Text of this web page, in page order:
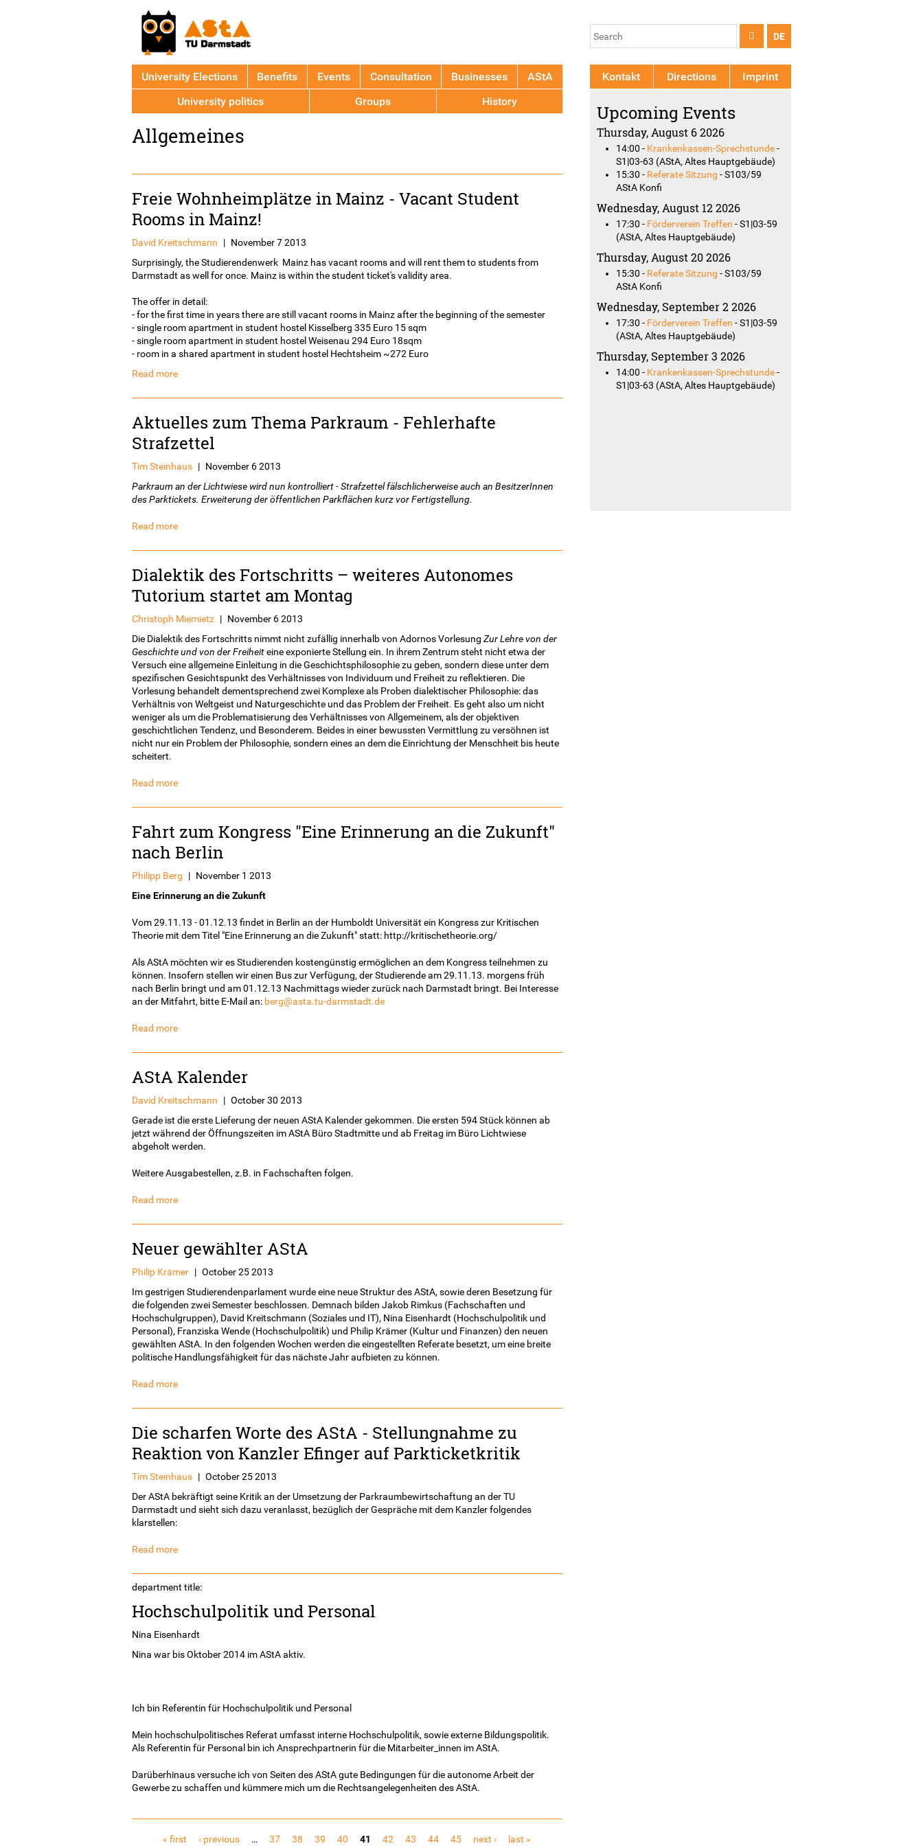
DE
Search
form
Search
to
top
Allgemeines
Freie Wohnheimplätze in Mainz - Vacant Student
Rooms in Mainz!
David Kreitschmann | November 7 2013
Surprisingly, the Studierendenwerk Mainz has vacant rooms and will rent them to students from
Darmstadt as well for once. Mainz is within the student ticket's validity area.
The offer in detail:
- for the first time in years there are still vacant rooms in Mainz after the beginning of the semester
- single room apartment in student hostel Kisselberg 335 Euro 15 sqm
- single room apartment in student hostel Weisenau 294 Euro 18sqm
- room in a shared apartment in student hostel Hechtsheim ~272 Euro
Read more
Aktuelles zum Thema Parkraum - Fehlerhafte
Strafzettel
Tim Steinhaus | November 6 2013
Parkraum an der Lichtwiese wird nun kontrolliert - Strafzettel fälschlicherweise auch an BesitzerInnen
des Parktickets. Erweiterung der öffentlichen Parkflächen kurz vor Fertigstellung.
Read more
Dialektik des Fortschritts – weiteres Autonomes
Tutorium startet am Montag
Christoph Miemietz | November 6 2013
Die Dialektik des Fortschritts nimmt nicht zufällig innerhalb von Adornos Vorlesung Zur Lehre von der
Geschichte und von der Freiheiteine exponierte Stellung ein. In ihrem Zentrum steht nicht etwa der
Versuch eine allgemeine Einleitung in die Geschichtsphilosophie zu geben, sondern diese unter dem
spezifischen Gesichtspunkt des Verhältnisses von Individuum und Freiheit zu reflektieren. Die
Vorlesung behandelt dementsprechend zwei Komplexe als Proben dialektischer Philosophie: das
Verhältnis von Weltgeist und Naturgeschichte und das Problem der Freiheit. Es geht also um nicht
weniger als um die Problematisierung des Verhältnisses von Allgemeinem, als der objektiven
geschichtlichen Tendenz, und Besonderem. Beides in einer bewussten Vermittlung zu versöhnen ist
nicht nur ein Problem der Philosophie, sondern eines an dem die Einrichtung der Menschheit bis heute
scheitert.
Read more
Fahrt zum Kongress "Eine Erinnerung an die Zukunft"
nach Berlin
Philipp Berg | November 1 2013
Eine Erinnerung an die Zukunft
Vom 29.11.13 - 01.12.13 findet in Berlin an der Humboldt Universität ein Kongress zur Kritischen
Theorie mit dem Titel "Eine Erinnerung an die Zukunft" statt: http://kritischetheorie.org/
Als AStA möchten wir es Studierenden kostengünstig ermöglichen an dem Kongress teilnehmen zu
können. Insofern stellen wir einen Bus zur Verfügung, der Studierende am 29.11.13. morgens früh
nach Berlin bringt und am 01.12.13 Nachmittags wieder zurück nach Darmstadt bringt. Bei Interesse
an der Mitfahrt, bitte E-Mail an: berg@asta.tu-darmstadt.de
Read more
AStA Kalender
David Kreitschmann | October 30 2013
Gerade ist die erste Lieferung der neuen AStA Kalender gekommen. Die ersten 594 Stück können ab
jetzt während der Öffnungszeiten im AStA Büro Stadtmitte und ab Freitag im Büro Lichtwiese
abgeholt werden.
Weitere Ausgabestellen, z.B. in Fachschaften folgen.
Read more
Neuer gewählter AStA
Philip Krämer | October 25 2013
Im gestrigen Studierendenparlament wurde eine neue Struktur des AStA, sowie deren Besetzung für
die folgenden zwei Semester beschlossen. Demnach bilden Jakob Rimkus (Fachschaften und
Hochschulgruppen), David Kreitschmann (Soziales und IT), Nina Eisenhardt (Hochschulpolitik und
Personal), Franziska Wende (Hochschulpolitik) und Philip Krämer (Kultur und Finanzen) den neuen
gewählten AStA. In den folgenden Wochen werden die eingestellten Referate besetzt, um eine breite
politische Handlungsfähigkeit für das nächste Jahr aufbieten zu können.
Read more
Die scharfen Worte des AStA - Stellungnahme zu
Reaktion von Kanzler Efinger auf Parkticketkritik
Tim Steinhaus | October 25 2013
Der AStA bekräftigt seine Kritik an der Umsetzung der Parkraumbewirtschaftung an der TU
Darmstadt und sieht sich dazu veranlasst, bezüglich der Gespräche mit dem Kanzler folgendes
klarstellen:
Read more
department title:
Hochschulpolitik und Personal
Nina Eisenhardt
Nina war bis Oktober 2014 im AStA aktiv.
Ich bin Referentin für Hochschulpolitik und Personal
Mein hochschulpolitisches Referat umfasst interne Hochschulpolitik, sowie externe Bildungspolitik.
Als Referentin für Personal bin ich Ansprechpartnerin für die Mitarbeiter_innen im AStA.
Darüberhinaus versuche ich von Seiten des AStA gute Bedingungen für die autonome Arbeit der
Gewerbe zu schaffen und kümmere mich um die Rechtsangelegenheiten des AStA.
« first ‹ previous … 37 38 39 40 41 42 43 44 45 next › last »
University Elections Benefits Events Consultation Businesses
AStA
University politics
Groups History
Kontakt Directions Imprint
Upcoming Events
Thursday, August 6 2026
14:00 - Krankenkassen-Sprechstunde -
S1|03-63 (AStA, Altes Hauptgebäude)
15:30 - Referate Sitzung -S103/59
AStA Konfi
Wednesday, August 12 2026
17:30 - Förderverein Treffen -S1|03-59
(AStA, Altes Hauptgebäude)
Thursday, August 20 2026
15:30 - Referate Sitzung -S103/59
AStA Konfi
Wednesday, September 2 2026
17:30 - Förderverein Treffen -S1|03-59
(AStA, Altes Hauptgebäude)
Thursday, September 3 2026
14:00 - Krankenkassen-Sprechstunde -
S1|03-63 (AStA, Altes Hauptgebäude)